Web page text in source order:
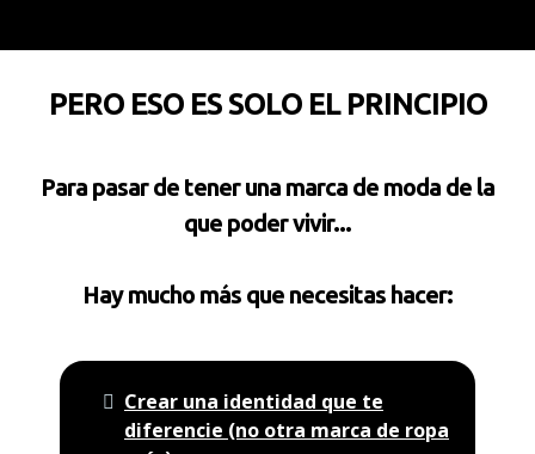
PERO ESO ES SOLO EL PRINCIPIO
Para pasar de tener una marca de moda de la
que poder vivir...
Hay mucho más que necesitas hacer:
Crear una identidad que te
diferencie (no otra marca de ropa